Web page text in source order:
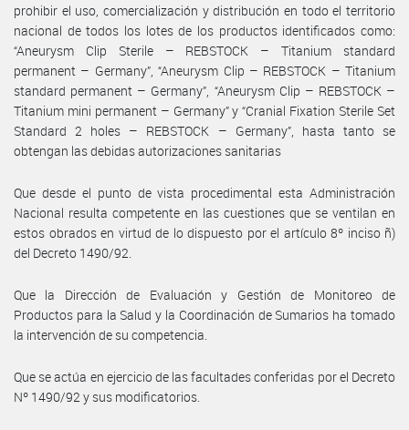
prohibir el uso, comercialización y distribución en todo el territorio
nacional de todos los lotes de los productos identificados como:
“Aneurysm Clip Sterile – REBSTOCK – Titanium standard
permanent – Germany”, “Aneurysm Clip – REBSTOCK – Titanium
standard permanent – Germany”, “Aneurysm Clip – REBSTOCK –
Titanium mini permanent – Germany” y “Cranial Fixation Sterile Set
Standard 2 holes – REBSTOCK – Germany”, hasta tanto se
obtengan las debidas autorizaciones sanitarias
Que desde el punto de vista procedimental esta Administración
Nacional resulta competente en las cuestiones que se ventilan en
estos obrados en virtud de lo dispuesto por el artículo 8º inciso ñ)
del Decreto 1490/92.
Que la Dirección de Evaluación y Gestión de Monitoreo de
Productos para la Salud y la Coordinación de Sumarios ha tomado
la intervención de su competencia.
Que se actúa en ejercicio de las facultades conferidas por el Decreto
Nº 1490/92 y sus modificatorios.